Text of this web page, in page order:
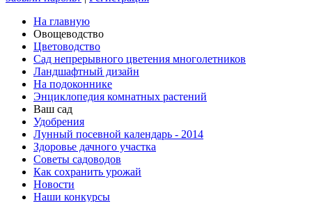
На главную
Овощеводство
Цветоводство
Сад непрерывного цветения многолетников
Ландшафтный дизайн
На подоконнике
Энциклопедия комнатных растений
Ваш сад
Удобрения
Лунный посевной календарь - 2014
Здоровье дачного участка
Советы садоводов
Как сохранить урожай
Новости
Наши конкурсы